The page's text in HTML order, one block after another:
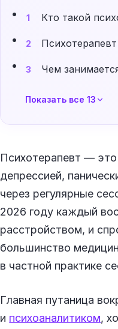
1 Кто такой
2
3 Чем
Показать все 13
Психотерапевт —
депрессией,
через регулярные
2026 году каждый
расстройством, и
большинство
в частной практике
Главная путаница
и психоаналитиком,